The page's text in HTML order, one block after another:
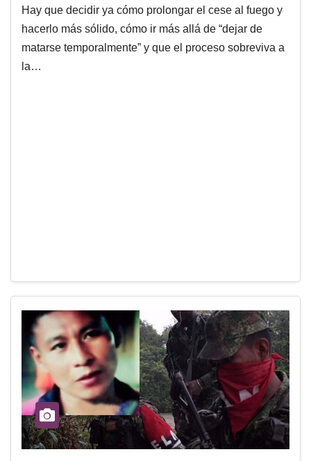
Hay que decidir ya cómo prolongar el cese al fuego y
hacerlo más sólido, cómo ir más allá de “dejar de
matarse temporalmente” y que el proceso sobreviva a
la…